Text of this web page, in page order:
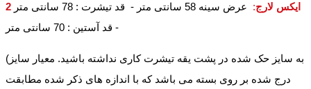
2 ایکس لارج:
عرض سینه 58 سانتی متر - قد تیشرت : 78 سانتی متر
- قد آستین : 70 سانتی متر
(به سایز حک شده در پشت یقه تیشرت کاری نداشته باشید. معیار سایز
درج شده بر روی بسته می باشد که با اندازه های ذکر شده مطابقت